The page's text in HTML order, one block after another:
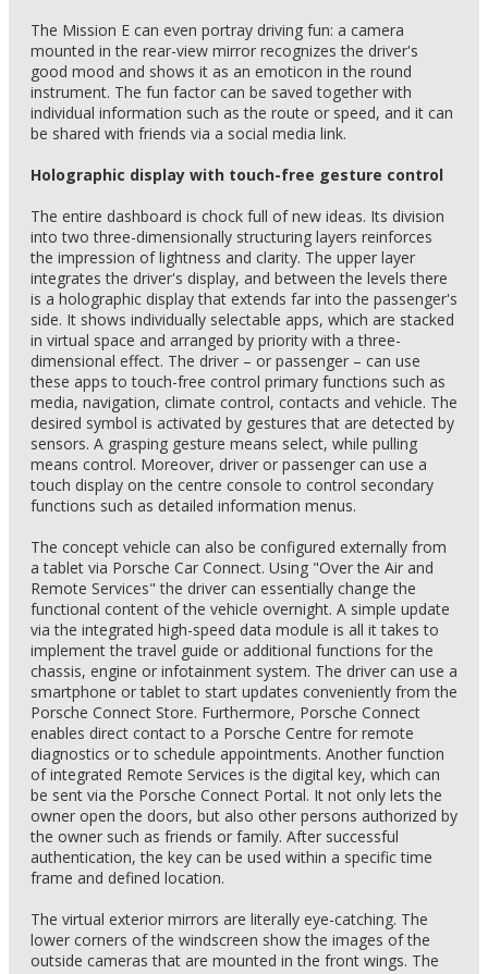
The Mission E can even portray driving fun: a camera
mounted in the rear-view mirror recognizes the driver's
good mood and shows it as an emoticon in the round
instrument. The fun factor can be saved together with
individual information such as the route or speed, and it can
be shared with friends via a social media link.
Holographic display with touch-free gesture control
The entire dashboard is chock full of new ideas. Its division
into two three-dimensionally structuring layers reinforces
the impression of lightness and clarity. The upper layer
integrates the driver's display, and between the levels there
is a holographic display that extends far into the passenger's
side. It shows individually selectable apps, which are stacked
in virtual space and arranged by priority with a three-
dimensional effect. The driver – or passenger – can use
these apps to touch-free control primary functions such as
media, navigation, climate control, contacts and vehicle. The
desired symbol is activated by gestures that are detected by
sensors. A grasping gesture means select, while pulling
means control. Moreover, driver or passenger can use a
touch display on the centre console to control secondary
functions such as detailed information menus.
The concept vehicle can also be configured externally from
a tablet via Porsche Car Connect. Using "Over the Air and
Remote Services" the driver can essentially change the
functional content of the vehicle overnight. A simple update
via the integrated high-speed data module is all it takes to
implement the travel guide or additional functions for the
chassis, engine or infotainment system. The driver can use a
smartphone or tablet to start updates conveniently from the
Porsche Connect Store. Furthermore, Porsche Connect
enables direct contact to a Porsche Centre for remote
diagnostics or to schedule appointments. Another function
of integrated Remote Services is the digital key, which can
be sent via the Porsche Connect Portal. It not only lets the
owner open the doors, but also other persons authorized by
the owner such as friends or family. After successful
authentication, the key can be used within a specific time
frame and defined location.
The virtual exterior mirrors are literally eye-catching. The
lower corners of the windscreen show the images of the
outside cameras that are mounted in the front wings. The